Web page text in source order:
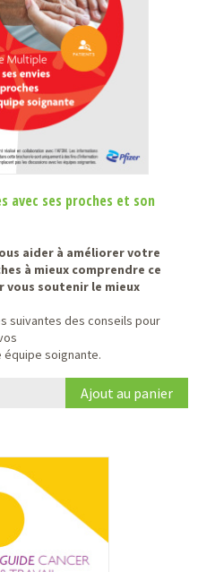
avec ses proches et son
aider à améliorer votre
à mieux comprendre ce
vous soutenir le mieux
suivantes des conseils pour
soignante.